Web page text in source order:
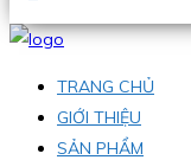
TRANG CHỦ
GIỚI THIỆU
SẢN PHẨM